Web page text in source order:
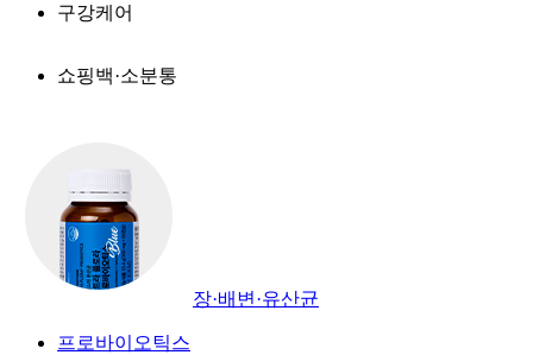
구강케어
쇼핑백·소분통
장·배변·유산균
프로바이오틱스